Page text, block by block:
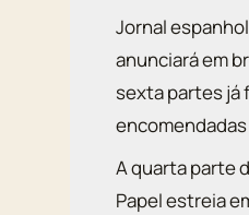
Jornal
anunciará em
sexta partes já
encomendadas
A quarta parte
Papel estreia